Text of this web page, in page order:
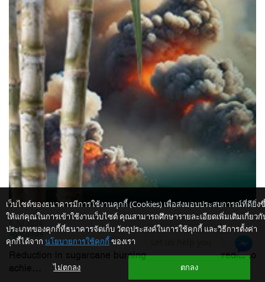
4 Jul 2024
Agriculture
Reduction in sugarcane burning through carbon credits to
เว็บไซต์ของธนาคารมีการใช้งานคุกกี้ (Cookies) เพื่อส่งมอบประสบการณ์ที่ดียิ่ง
ให้แก่คุณในการเข้าใช้งานเว็บไซต์ คุณสามารถศึกษารายละเอียดเพิ่มเติมเกี่ยวกั
ประเภทของคุกกี้ที่ธนาคารจัดเก็บ วัตถุประสงค์ในการใช้คุกกี้ และวิธีการตั้งค่า
คุกกี้ได้จาก นโยบายการใช้คุกกี้ ของเรา
ไม่ตกลง ตกลง